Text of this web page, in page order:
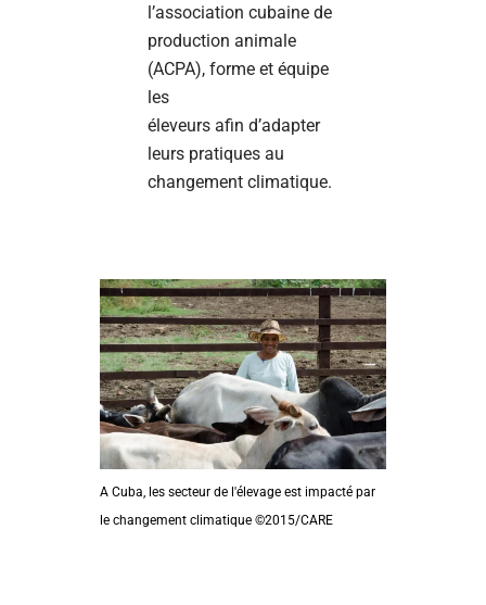
l’association cubaine de
production animale
(ACPA), forme et équipe
les
éleveurs afin d’adapter
leurs pratiques au
changement climatique.
A Cuba, les secteur de l'élevage est impacté par
le changement climatique ©2015/CARE